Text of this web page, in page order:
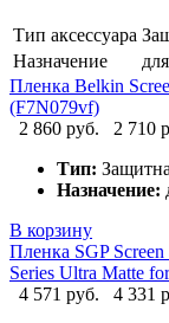
Тип аксессуара
Назначение
Пленка Belkin
(F7N079vf)
2 860 руб.
2 710
Тип:
Назначение:
В корзину
Пленка SGP
Series Ultra Matte
4 571 руб.
4 331